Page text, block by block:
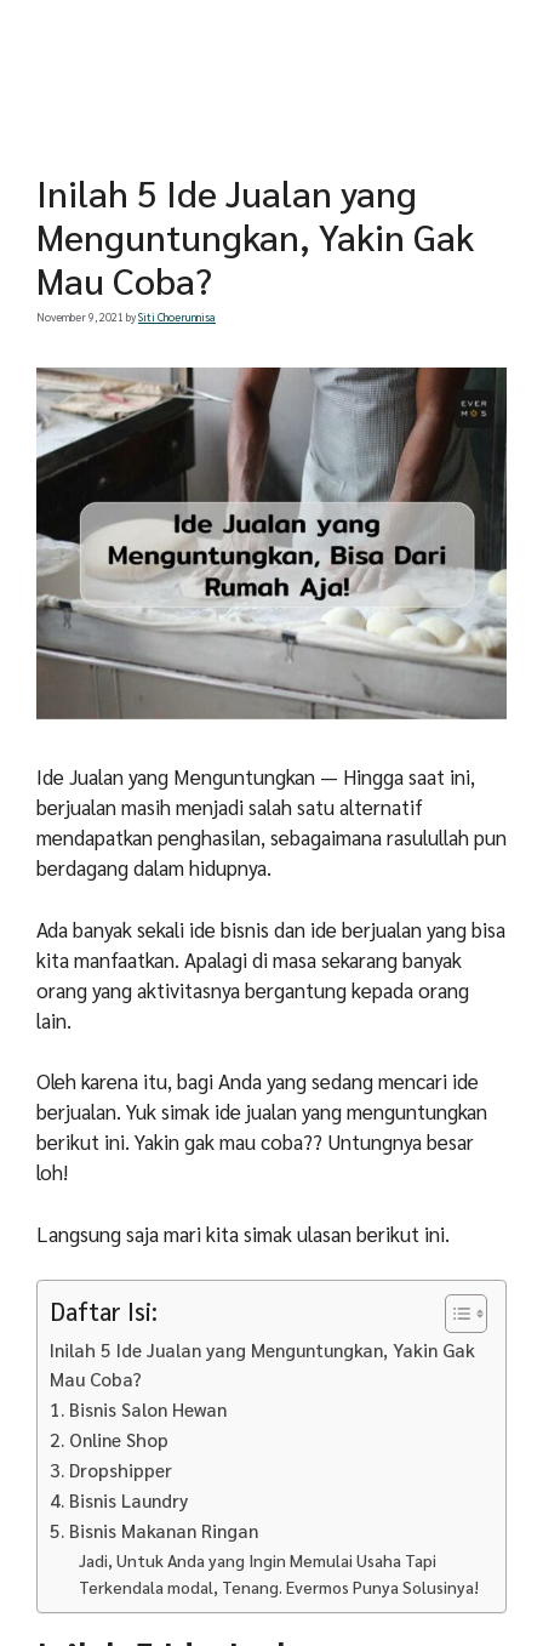
Inilah 5 Ide Jualan yang
Menguntungkan, Yakin Gak
Mau Coba?
November 9, 2021 bySiti Choerunnisa
Ide Jualan yang Menguntungkan — Hingga saat ini,
berjualan masih menjadi salah satu alternatif
mendapatkan penghasilan, sebagaimana rasulullah pun
berdagang dalam hidupnya.
Ada banyak sekali ide bisnis dan ide berjualan yang bisa
kita manfaatkan. Apalagi di masa sekarang banyak
orang yang aktivitasnya bergantung kepada orang
lain.
Oleh karena itu, bagi Anda yang sedang mencari ide
berjualan. Yuk simak ide jualan yang menguntungkan
berikut ini. Yakin gak mau coba?? Untungnya besar
loh!
Langsung saja mari kita simak ulasan berikut ini.
Daftar Isi:
Inilah 5 Ide Jualan yang Menguntungkan, Yakin Gak
Mau Coba?
1. Bisnis Salon Hewan
2. Online Shop
3. Dropshipper
4. Bisnis Laundry
5. Bisnis Makanan Ringan
Jadi, Untuk Anda yang Ingin Memulai Usaha Tapi
Terkendala modal, Tenang. Evermos Punya Solusinya!